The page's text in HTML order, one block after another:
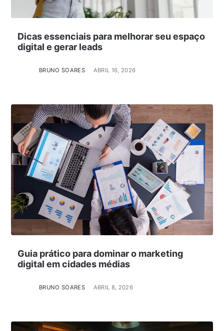
Dicas essenciais para melhorar seu espaço
digital e gerar leads
BRUNO SOARES ABRIL 16, 2026
Guia prático para dominar o marketing
digital em cidades médias
BRUNO SOARES ABRIL 8, 2026